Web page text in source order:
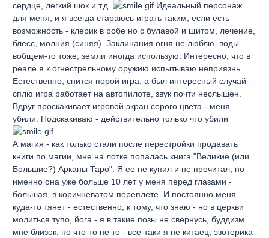
сердце, легкий шок и т.д.
Идеальный персонаж
для меня, и я всегда стараюсь играть таким, если есть
возможность - клерик в робе но с булавой и щитом, лечение,
блесс, молния (синяя). Заклинания огня не люблю, воды
вобщем-то тоже, земли иногда использую. Интересно, что в
реале я к огнестрельному оружию испытываю неприязнь.
Естественно, снится порой игра, а был интересный случай -
сплю игра работает на автопилоте, звук почти неслышен.
Вдруг проскакивает игровой экран серого цвета - меня
убили. Подскакиваю - действительно только что убили
А магия - как только стали после перестройки продавать
книги по магии, мне на лотке попалась книга "Великие (или
Большие?) Арканы Таро". Я ее не купил и не прочитал, но
именно она уже больше 10 лет у меня перед глазами -
большая, в коричневатом переплете. И постоянно меня
куда-то тянет - естественно, к тому, что знаю - но в церкви
молиться тупо, йога - я в такие позы не свернусь, буддизм
мне близок, но что-то не то - все-таки я не китаец, эзотерика